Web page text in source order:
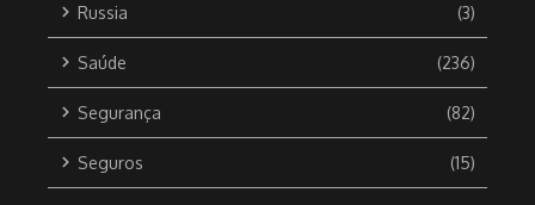
Russia (3)
Saúde (236)
Segurança (82)
Seguros (15)